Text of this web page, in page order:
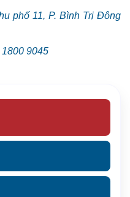
phố 11, P. Bình Trị Đông
9045